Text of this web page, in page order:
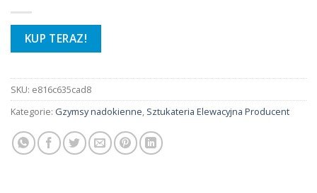
KUP TERAZ!
SKU: e816c635cad8
Kategorie: Gzymsy nadokienne, Sztukateria Elewacyjna Producent